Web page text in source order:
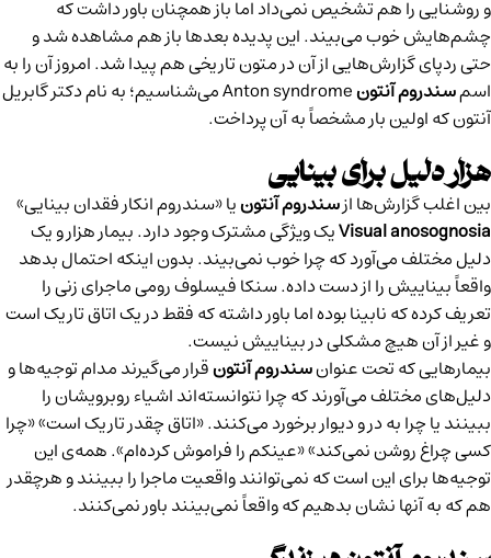
و روشنایی را هم تشخیص نمی‌داد اما باز همچنان باور داشت که
چشم‌هایش خوب می‌بیند. این پدیده بعدها باز هم مشاهده شد و
حتی ردپای گزارش‌هایی از آن در متون تاریخی هم پیدا شد. امروز آن را به
اسمسندروم آنتونAnton syndromeمی‌شناسیم؛ به نام دکتر گابریل
آنتون که اولین بار مشخصاً به آن پرداخت.
هزار دلیل برای بینایی
بین اغلب گزارش‌ها ازسندروم آنتونیا «سندروم انکار فقدان بینایی»
Visual anosognosiaیک ویژگی مشترک وجود دارد. بیمار هزار و یک
دلیل مختلف می‌آورد که چرا خوب نمی‌بیند. بدون اینکه احتمال بدهد
واقعاً بیناییش را از دست داده. سنکا فیسلوف رومی ماجرای زنی را
تعریف کرده که نابینا بوده اما باور داشته که فقط در یک اتاق تاریک است
و غیر از آن هیچ مشکلی در بیناییش نیست.
بیمارهایی که تحت عنوانسندروم آنتونقرار می‌گیرند مدام توجیه‌ها و
دلیل‌های مختلف می‌آورند که چرا نتوانسته‌اند اشیاء روبرویشان را
ببینند یا چرا به در و دیوار برخورد می‌کنند. «اتاق چقدر تاریک است» «چرا
کسی چراغ روشن نمی‌کند» «عینکم را فراموش کرده‌ام». همه‌ی این
توجیه‌ها برای این است که نمی‌توانند واقعیت ماجرا را ببینند و هرچقدر
هم که به آنها نشان بدهیم که واقعاً نمی‌بینند باور نمی‌کنند.